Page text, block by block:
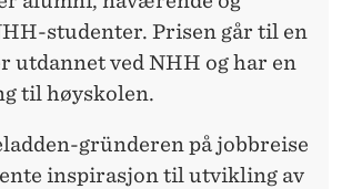
studenter. Prisen går til en
utdannet ved NHH og har en
til høyskolen.
gründeren på jobbreise
inspirasjon til utvikling av